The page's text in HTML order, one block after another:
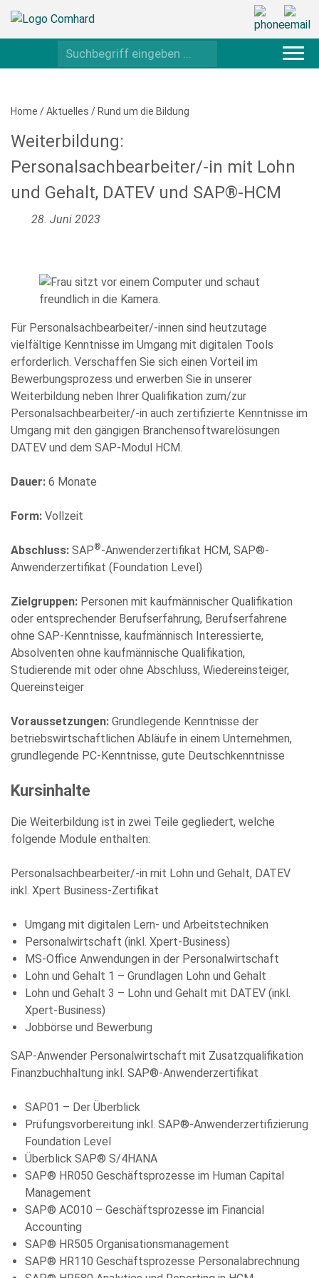
Home /Aktuelles / Rund um die Bildung
Weiterbildung:
Personalsachbearbeiter/-in mit Lohn
und Gehalt, DATEV und SAP®-HCM
28. Juni 2023
Für Personalsachbearbeiter/-innen sind heutzutage
vielfältige Kenntnisse im Umgang mit digitalen Tools
erforderlich. Verschaffen Sie sich einen Vorteil im
Bewerbungsprozess und erwerben Sie in unserer
Weiterbildung neben Ihrer Qualifikation zum/zur
Personalsachbearbeiter/-in auch zertifizierte Kenntnisse im
Umgang mit den gängigen Branchensoftwarelösungen
DATEV und dem SAP-Modul HCM.
Dauer: 6 Monate
Form: Vollzeit
Abschluss: SAP®-Anwenderzertifikat HCM, SAP®-
Anwenderzertifikat (Foundation Level)
Zielgruppen: Personen mit kaufmännischer Qualifikation
oder entsprechender Berufserfahrung, Berufserfahrene
ohne SAP-Kenntnisse, kaufmännisch Interessierte,
Absolventen ohne kaufmännische Qualifikation,
Studierende mit oder ohne Abschluss, Wiedereinsteiger,
Quereinsteiger
Voraussetzungen: Grundlegende Kenntnisse der
betriebswirtschaftlichen Abläufe in einem Unternehmen,
grundlegende PC-Kenntnisse, gute Deutschkenntnisse
Kursinhalte
Die Weiterbildung ist in zwei Teile gegliedert, welche
folgende Module enthalten:
Personalsachbearbeiter/-in mit Lohn und Gehalt, DATEV
inkl. Xpert Business-Zertifikat
Umgang mit digitalen Lern- und Arbeitstechniken
Personalwirtschaft (inkl. Xpert-Business)
MS-Office Anwendungen in der Personalwirtschaft
Lohn und Gehalt 1 – Grundlagen Lohn und Gehalt
Lohn und Gehalt 3 – Lohn und Gehalt mit DATEV (inkl.
Xpert-Business)
Jobbörse und Bewerbung
SAP-Anwender Personalwirtschaft mit Zusatzqualifikation
Finanzbuchhaltung inkl. SAP®-Anwenderzertifikat
SAP01 – Der Überblick
Prüfungsvorbereitung inkl. SAP®-Anwenderzertifizierung
Foundation Level
Überblick SAP® S/4HANA
SAP® HR050 Geschäftsprozesse im Human Capital
Management
SAP® AC010 – Geschäftsprozesse im Financial
Accounting
SAP® HR505 Organisationsmanagement
SAP® HR110 Geschäftsprozesse Personalabrechnung
Bitte
füllen
Sie
alle
aus.
Please
this
empty.
Die Datenschutzerklärung habe ich zur Kenntnis genommen
und stimme der elektronischen Erhebung und Speicherung
meiner Angaben sowie Daten für den Zweck der Beantwortung
meiner Anfrage zu. Bitte beachten Sie: Diese Einwilligung
Diese Website ist durch reCAPTCHA geschützt und es gelten die
DatenschutzbestimmungenandNutzungsbedingungenvon
Google.